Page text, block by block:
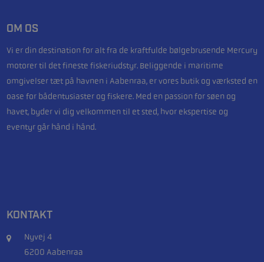
OM OS
Vi er din destination for alt fra de kraftfulde bølgebrusende Mercury
motorer til det fineste fiskeriudstyr. Beliggende i maritime
omgivelser tæt på havnen i Aabenraa, er vores butik og værksted en
oase for bådentusiaster og fiskere. Med en passion for søen og
havet, byder vi dig velkommen til et sted, hvor ekspertise og
eventyr går hånd i hånd.
KONTAKT
Nyvej 4
6200 Aabenraa